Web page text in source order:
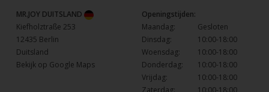
MR.JOY DUITSLAND
Kiefholztraße 253
12435 Berlin
Duitsland
Bekijk op Google Maps
Openingstijden:
Maandag:
Gesloten
Dinsdag:
10:00-18:00
Woensdag:
10:00-18:00
Donderdag:
10:00-18:00
Vrijdag:
10:00-18:00
Zaterdag:
10:00-18:00